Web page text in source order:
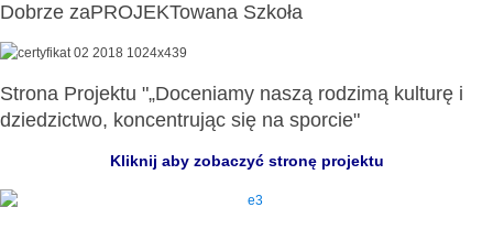
Dobrze zaPROJEKTowana Szkoła
Strona Projektu "„Doceniamy naszą rodzimą kulturę i
dziedzictwo, koncentrując się na sporcie"
Kliknij aby zobaczyć stronę projektu